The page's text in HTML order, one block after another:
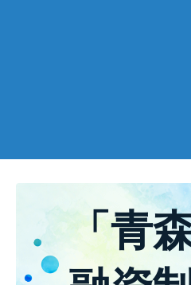
「青